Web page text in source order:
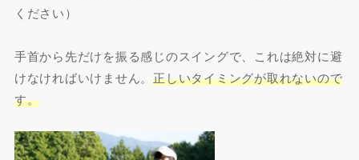
ください）
手首から先だけを振る感じのスイングで、これは絶対に避
けなければいけません。正しいタイミングが取れないので
す。